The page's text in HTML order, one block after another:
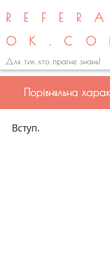
Для тих хто прагне знань!
Порівняльна
Вступ.